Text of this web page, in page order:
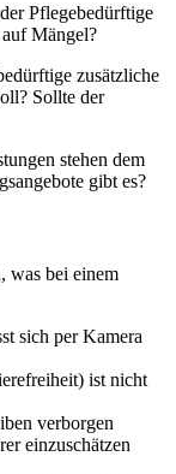
Pflegebedürftige
Mängel?
zusätzliche
Sollte der
stehen dem
gibt es?
was bei einem
sich per Kamera
ist nicht
verborgen
einzuschätzen